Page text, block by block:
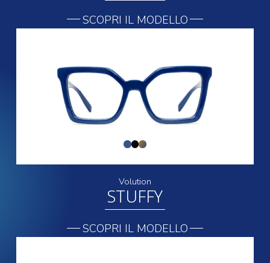
SCOPRI IL MODELLO
Volution
STUFFY
SCOPRI IL MODELLO